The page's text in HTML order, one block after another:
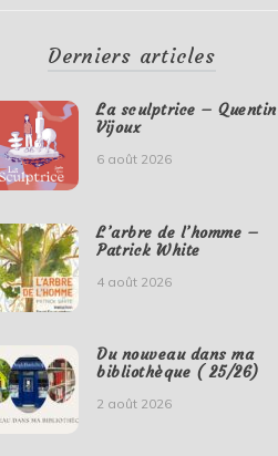
Derniers articles
La sculptrice – Quentin
Vijoux
6 août 2026
L’arbre de l’homme –
Patrick White
4 août 2026
Du nouveau dans ma
bibliothèque ( 25/26)
2 août 2026